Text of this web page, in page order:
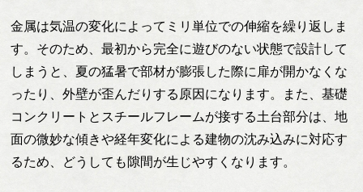
金属は気温の変化によってミリ単位での伸縮を繰り返しま
す。そのため、最初から完全に遊びのない状態で設計して
しまうと、夏の猛暑で部材が膨張した際に扉が開かなくな
ったり、外壁が歪んだりする原因になります。また、基礎
コンクリートとスチールフレームが接する土台部分は、地
面の微妙な傾きや経年変化による建物の沈み込みに対応す
るため、どうしても隙間が生じやすくなります。